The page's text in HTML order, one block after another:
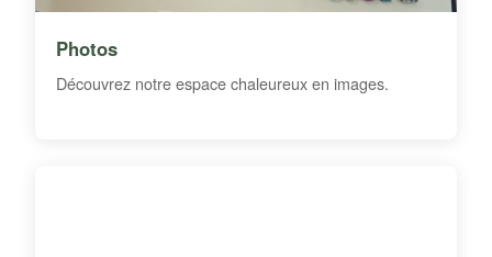
Photos
Découvrez notre espace chaleureux en images.